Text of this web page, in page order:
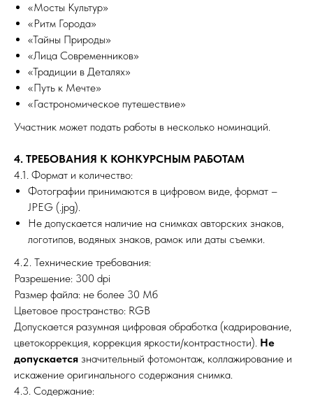
«Мосты Культур»
«Ритм Города»
«Тайны Природы»
«Лица Современников»
«Традиции в Деталях»
«Путь к Мечте»
«Гастрономическое путешествие»
Участник может подать работы в несколько номинаций.
4. ТРЕБОВАНИЯ К КОНКУРСНЫМ РАБОТАМ
4.1. Формат и количество:
Фотографии принимаются в цифровом виде, формат –
JPEG (.jpg).
Не допускается наличие на снимках авторских знаков,
логотипов, водяных знаков, рамок или даты съемки.
4.2. Технические требования:
Разрешение: 300 dpi
Размер файла: не более 30 Мб
Цветовое пространство: RGB
Допускается разумная цифровая обработка (кадрирование,
цветокоррекция, коррекция яркости/контрастности). Не
допускается значительный фотомонтаж, коллажирование и
искажение оригинального содержания снимка.
4.3. Содержание: